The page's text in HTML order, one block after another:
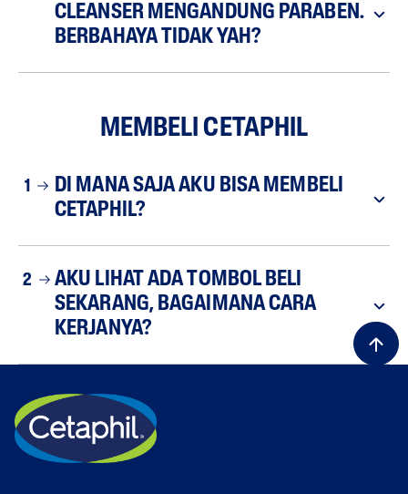
CLEANSER MENGANDUNG PARABEN.
BERBAHAYA TIDAK YAH?
MEMBELI CETAPHIL
1
DI MANA SAJA AKU BISA MEMBELI
CETAPHIL?
2
AKU LIHAT ADA TOMBOL BELI
SEKARANG, BAGAIMANA CARA
KERJANYA?